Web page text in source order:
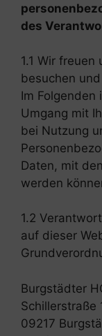
des
1.1 Wir
besuchen
Im Folgenden
Umgang mit
bei Nutzung
Daten, mit
werden
1.2
auf dieser
Burgstädter
Schillerstraße
09217